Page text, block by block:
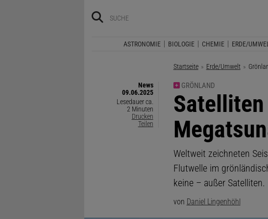
ASTRONOMIE BIOLOGIE CHEMIE ERDE/
Startseite Erde/Umwelt
News
09.06.2025
Lesedauer ca.
2 Minuten
Drucken
Teilen
GRÖNLAND
:
Weltweit zeichneten
Flutwelle im
keine – außer Satelliten.
von Daniel Lingenhöhl